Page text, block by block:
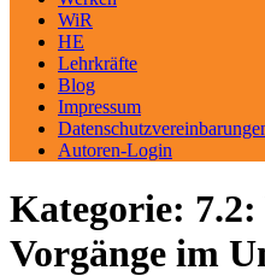
WiR
HE
Lehrkräfte
Blog
Impressum
Autoren-Login
Kategorie:
Vorgänge im